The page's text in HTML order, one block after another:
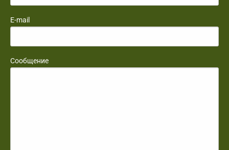
E-mail
Сообщение